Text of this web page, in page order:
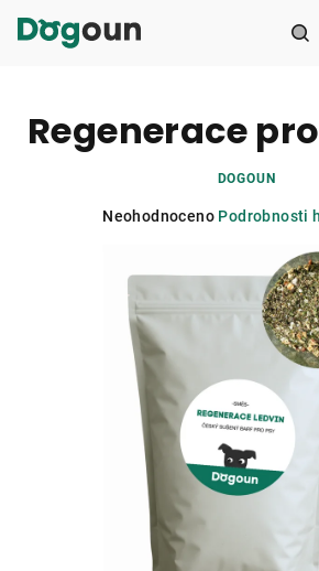
Regenerace
DOGOUN
Průměrné
hvězdiček.
Neohodnoceno Podrobnosti